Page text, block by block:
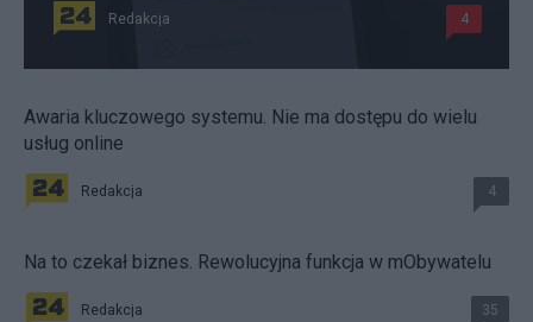
Redakcja 4
Awaria kluczowego systemu. Nie ma dostępu do wielu
usług online
Redakcja 4
Na to czekał biznes. Rewolucyjna funkcja w mObywatelu
Redakcja 35